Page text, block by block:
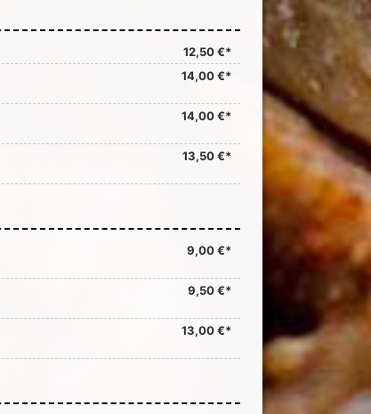
12,50 €*
14,00 €*
14,00 €*
13,50 €*
9,00 €*
9,50 €*
13,00 €*